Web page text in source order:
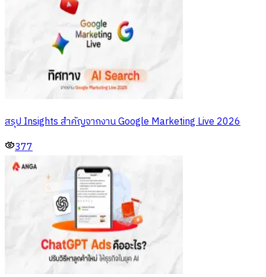
สรุป Insights สำคัญจากงาน Google Marketing Live 2026
377